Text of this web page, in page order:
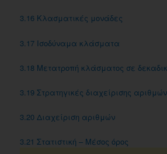
3.16 Κλασματικές μονάδες
3.17 Iσοδύναμα κλάσματα
3.18 Μετατροπή κλάσματος σε
3.19 Στρατηγικές διαχείρισης αριθμών
3.20 Διαχείριση αριθμών
3.21 Στατιστική – Μέσος όρος